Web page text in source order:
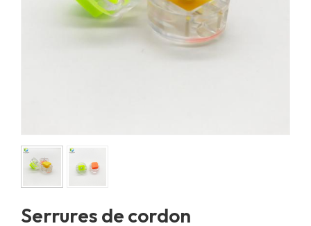
Serrures de cordon